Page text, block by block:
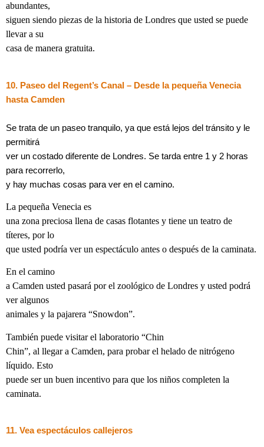
abundantes,
siguen siendo piezas de la historia de Londres que usted se puede
llevar a su
casa de manera gratuita.
10. Paseo del Regent’s Canal – Desde la pequeña Venecia
hasta Camden
Se trata de un paseo tranquilo, ya que está lejos del tránsito y le
permitirá
ver un costado diferente de Londres. Se tarda entre 1 y 2 horas
para recorrerlo,
y hay muchas cosas para ver en el camino.
La pequeña Venecia es
una zona preciosa llena de casas flotantes y tiene un teatro de
títeres, por lo
que usted podría ver un espectáculo antes o después de la caminata.
En el camino
a Camden usted pasará por el zoológico de Londres y usted podrá
ver algunos
animales y la pajarera “Snowdon”.
También puede visitar el laboratorio “Chin
Chin”, al llegar a Camden, para probar el helado de nitrógeno
líquido. Esto
puede ser un buen incentivo para que los niños completen la
caminata.
11. Vea espectáculos callejeros